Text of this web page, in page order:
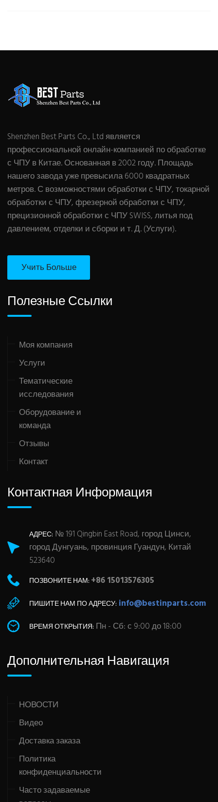
Shenzhen Best Parts Co., Ltd является
профессиональной онлайн-компанией по обработке
с ЧПУ в Китае. Основанная в 2002 году. Площадь
нашего завода уже превысила 6000 квадратных
метров. С возможностями обработки с ЧПУ, токарной
обработки с ЧПУ, фрезерной обработки с ЧПУ,
прецизионной обработки с ЧПУ SWISS, литья под
давлением, отделки и сборки и т. Д. (Услуги).
Учить Больше
Полезные Ссылки
Моя компания
Услуги
Тематические
исследования
Оборудование и
команда
Отзывы
Контакт
Контактная Информация
АДРЕС: № 191 Qingbin East Road, город Цинси,
город Дунгуань, провинция Гуандун, Китай
523640
ПОЗВОНИТЕ НАМ: +86 15013576305
ПИШИТЕ НАМ ПО АДРЕСУ: info@bestinparts.com
ВРЕМЯ ОТКРЫТИЯ: Пн - Сб: с 9:00 до 18:00
Дополнительная Навигация
НОВОСТИ
Видео
Доставка заказа
Политика
конфиденциальности
Часто задаваемые